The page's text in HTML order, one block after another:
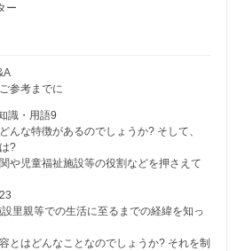
ー
参考までに
識・用語9
んな特徴があるのでしょうか? そして、
?
や児童福祉施設等の役割などを押さえて
里親等での生活に至るまでの経緯を知っ
とはどんなことなのでしょうか? それを制